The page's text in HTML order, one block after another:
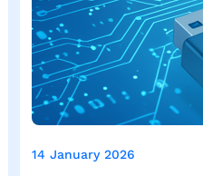
14 January 2026